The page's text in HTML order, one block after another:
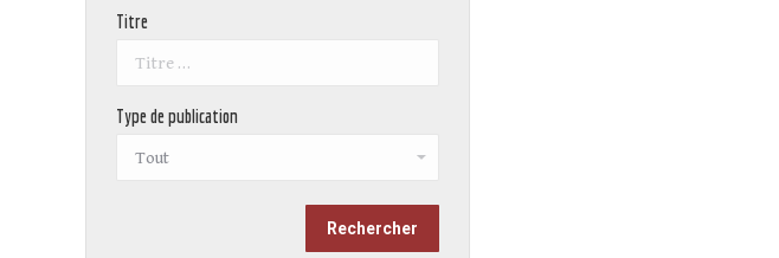
Titre
Type de publication